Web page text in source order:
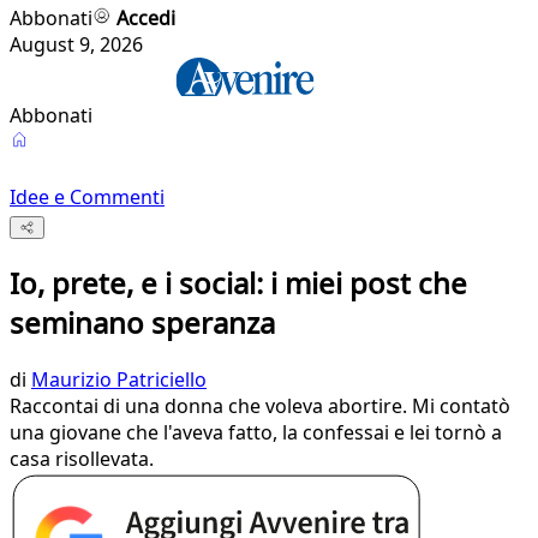
Abbonati
Accedi
August 9, 2026
Abbonati
Idee e Commenti
Io, prete, e i social: i miei post che
seminano speranza
di Maurizio Patriciello
Raccontai di una donna che voleva abortire. Mi contatò
una giovane che l'aveva fatto, la confessai e lei tornò a
casa risollevata.